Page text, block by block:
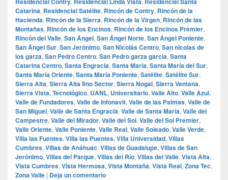
Catarina, Residencial Satélite, Rincón de Contry, Rincón de la
Hacienda, Rincón de la Sierra, Rincón de la Virgen, Rincón de las
Montañas, Rincón de los Encinos, Rincón de los Encinos Premier,
Rincón del Valle, San Ángel, San Ángel Norte, San Ángel Poniente,
San Ángel Sur, San Jerónimo, San Nicolás Centro, San nicolas de
los garza, San Pedro Centro, San Pedro garza garcia, Santa
Catarina Centro, Santa Engracia, Santa María, Santa María del Sur,
Santa María Oriente, Santa María Poniente, Satélite, Satélite Sur,
Sierra Alta, Sierra Alta 9no Sector, Sierra Nogal, Sierra Ventana,
Sierra Vista, Tecnológico, UANL, Universitario, Valle Alto, Valle Azul,
Valle de Fundadores, Valle de Infonavit, Valle de las Palmas, Valle de
San Miguel, Valle de Santa Engracia, Valle de Santa María, Valle del
Campestre, Valle del Mirador, Valle del Sol, Valle del Sol Premier,
Valle Oriente, Valle Poniente, Valle Real, Valle Soleado, Valle Verde,
Villa las Fuentes, Villa las Puentes, Villa Universidad, Villas
Cumbres, Villas de Anáhuac, Villas de Guadalupe, Villas de San
Jerónimo, Villas del Parque, Villas del Río, Villas del Valle, Vista Alta,
Vista Cumbres, Vista Hermosa, Vista Montaña, Vista Real, Zona Tec,
Zona Valle | Deja un comentario